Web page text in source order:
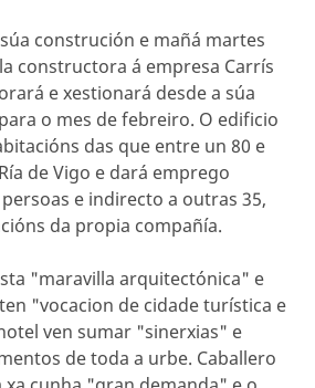
construción e mañá martes
constructora á empresa Carrís
e xestionará desde a súa
o mes de febreiro. O edificio
das que entre un 80 e
de Vigo e dará emprego
e indirecto a outras 35,
da propia compañía.
"maravilla arquitectónica" e
"vocacion de cidade turística e
ven sumar "sinerxias" e
de toda a urbe. Caballero